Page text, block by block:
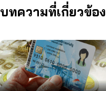
บทความที่เกี่ยวข้อง